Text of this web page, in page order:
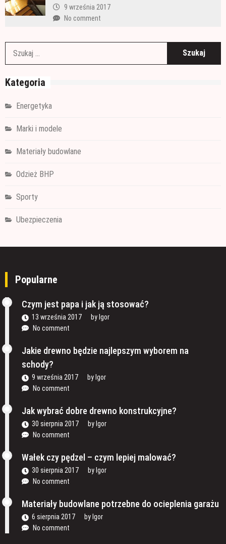
9 września 2017
No comment
Kategoria
Energetyka
Marki i modele
Materiały budowlane
Odzież BHP
Sporty
Ubezpieczenia
Popularne
Czym jest papa i jak ją stosować?
13 września 2017 by Igor
No comment
Jakie drewno będzie najlepszym wyborem na
schody?
9 września 2017 by Igor
No comment
Jak wybrać dobre drewno konstrukcyjne?
30 sierpnia 2017 by Igor
No comment
Wałek czy pędzel – czym lepiej malować?
30 sierpnia 2017 by Igor
No comment
Materiały budowlane potrzebne do ocieplenia garażu
6 sierpnia 2017 by Igor
No comment